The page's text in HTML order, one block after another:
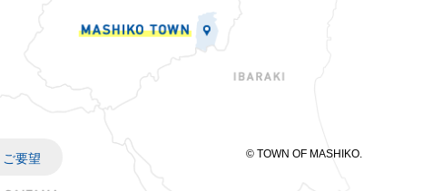
ご要望 © TOWN OF MASHIKO.